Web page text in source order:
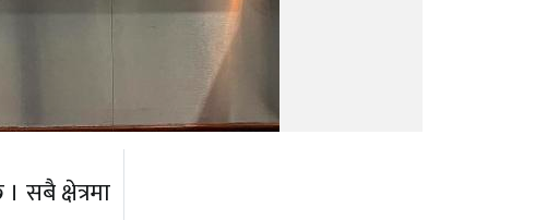
सबै क्षेत्रमा